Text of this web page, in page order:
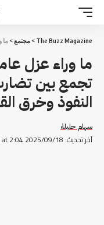
The Buzz Magazine
> مجتمع > ما
ما وراء عزل
تجمع بين
النفوذ وخرق
آخر تحديث: 2025/09/18 at 2:04 مساءً
سهام حليلة